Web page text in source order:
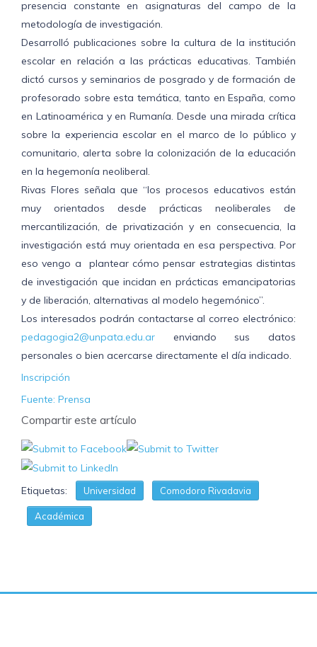
presencia constante en asignaturas del campo de la
metodología de investigación.
Desarrolló publicaciones sobre la cultura de la institución
escolar en relación a las prácticas educativas. También
dictó cursos y seminarios de posgrado y de formación de
profesorado sobre esta temática, tanto en España, como
en Latinoamérica y en Rumanía. Desde una mirada crítica
sobre la experiencia escolar en el marco de lo público y
comunitario, alerta sobre la colonización de la educación
en la hegemonía neoliberal.
Rivas Flores señala que “los procesos educativos están
muy orientados desde prácticas neoliberales de
mercantilización, de privatización y en consecuencia, la
investigación está muy orientada en esa perspectiva. Por
eso vengo a plantear cómo pensar estrategias distintas
de investigación que incidan en prácticas emancipatorias
y de liberación, alternativas al modelo hegemónico”.
Los interesados podrán contactarse al correo electrónico:
pedagogia2@unpata.edu.ar enviando sus datos
personales o bien acercarse directamente el día indicado.
Inscripción
Fuente: Prensa
Compartir este artículo
Etiquetas: Universidad Comodoro Rivadavia
Académica